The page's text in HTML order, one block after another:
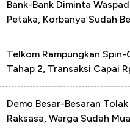
Bank-Bank Diminta
Petaka, Korbanya Sudah
Telkom Rampungkan
Tahap 2, Transaksi Capai
Demo Besar-Besaran
Raksasa, Warga Sudah